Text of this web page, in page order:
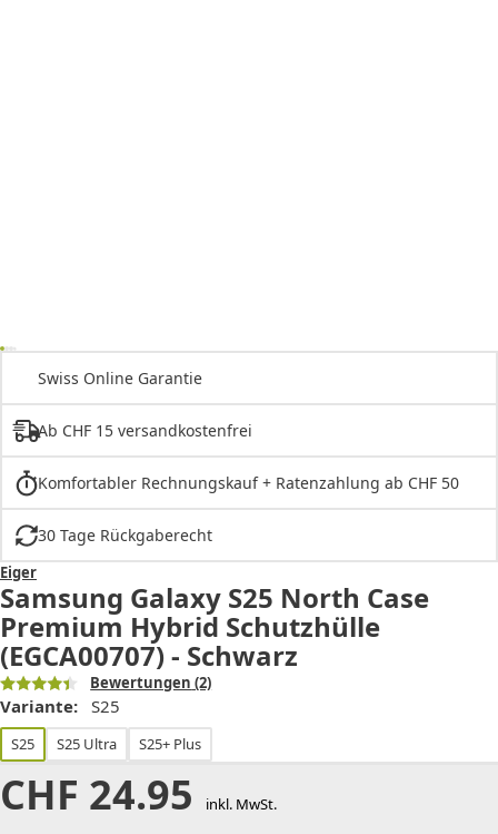
Swiss Online Garantie
Ab CHF 15 versandkostenfrei
Komfortabler Rechnungskauf + Ratenzahlung ab CHF 50
30 Tage Rückgaberecht
Eiger
Samsung Galaxy S25 North Case
Premium Hybrid Schutzhülle
(EGCA00707) - Schwarz
Bewertungen (2)
Variante: S25
S25 S25 Ultra S25+ Plus
CHF 24.95 inkl. MwSt.